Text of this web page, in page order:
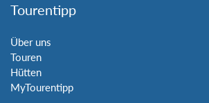
Tourentipp
Über uns
Touren
Hütten
MyTourentipp